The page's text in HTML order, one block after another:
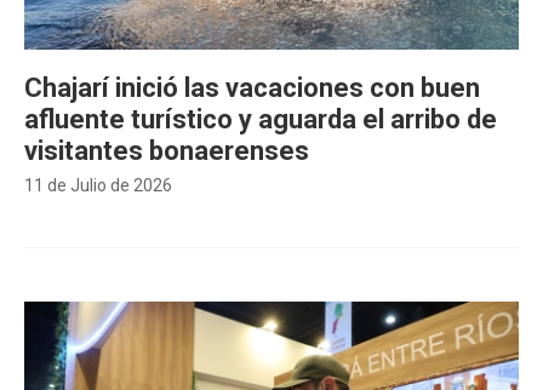
11 de Julio de 2026
Chajarí inició las vacaciones con buen
afluente turístico y aguarda el arribo de
visitantes bonaerenses